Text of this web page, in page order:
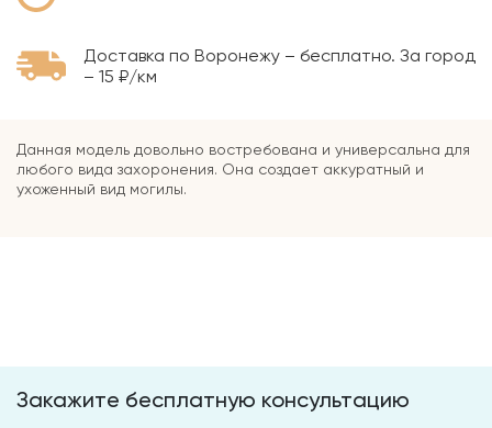
Доставка по Воронежу – бесплатно. За город
– 15 ₽/км
Данная модель довольно востребована и универсальна для
любого вида захоронения. Она создает аккуратный и
ухоженный вид могилы.
Закажите бесплатную консультацию